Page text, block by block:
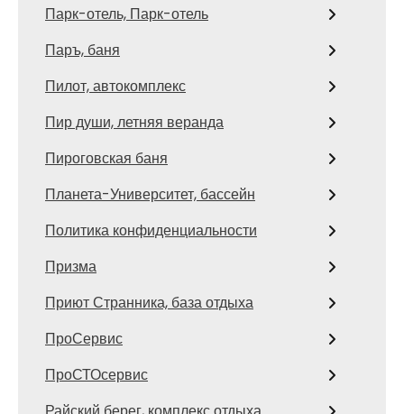
Парк-отель, Парк-отель
Паръ, баня
Пилот, автокомплекс
Пир души, летняя веранда
Пироговская баня
Планета-Университет, бассейн
Политика конфиденциальности
Призма
Приют Странника, база отдыха
ПроСервис
ПроСТОсервис